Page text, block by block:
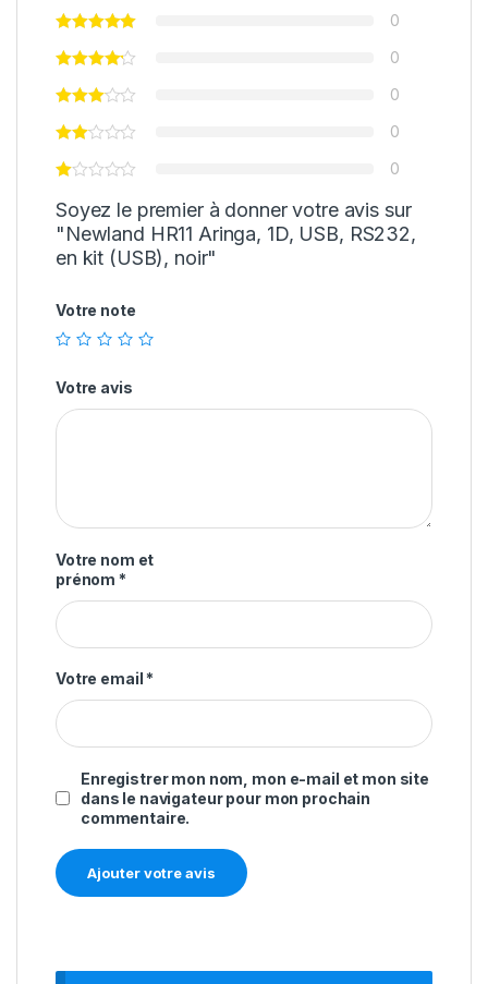
0
0
0
0
0
Soyez le premier à donner votre avis sur
"Newland HR11 Aringa, 1D, USB, RS232,
en kit (USB), noir"
Votre note
Votre avis
Votre nom et
prénom *
Votre email *
Enregistrer mon nom, mon e-mail et mon site
dans le navigateur pour mon prochain
commentaire.